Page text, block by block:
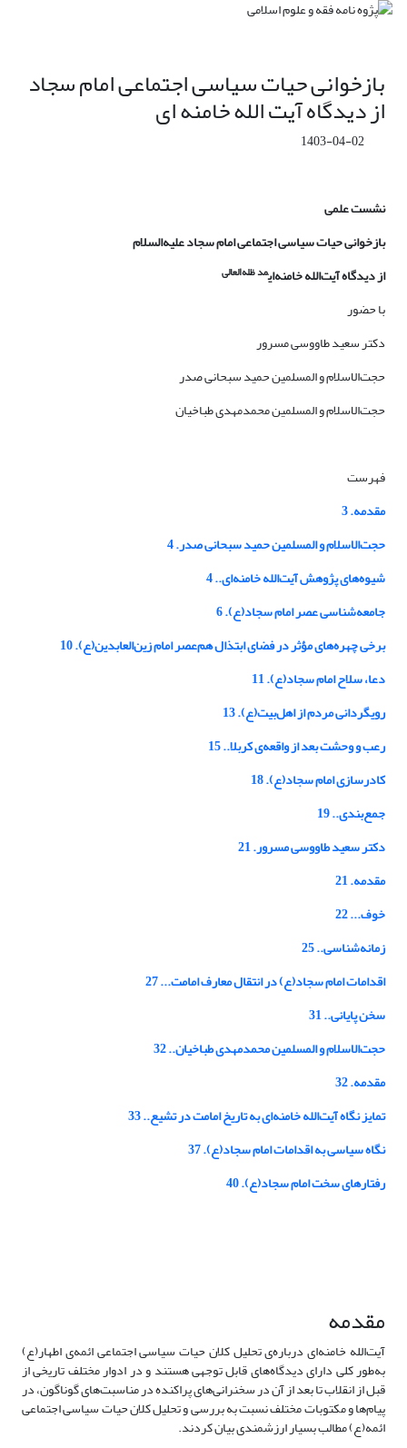
بازخوانی حیات سیاسی اجتماعی امام سجاد
از دیدگاه آیت الله خامنه ای
1403-04-02
نشست علمی
بازخوانی حیات سیاسی اجتماعی امام سجاد علیه‌السلام
از دیدگاه آیت‌الله خامنه‌ایمد ظله‌العالی
با حضور
دکتر سعید طاووسی مسرور
حجت‌الاسلام و المسلمین حمید سبحانی صدر
حجت‌الاسلام و المسلمین محمدمهدی طباخیان
فهرست
مقدمه. 3
حجت‌الاسلام و المسلمین حمید سبحانی صدر. 4
شیوه‌های پژوهش آیت‌الله خامنه‌ای.. 4
جامعه‌شناسی عصر امام سجاد(ع). 6
برخی چهره‌های مؤثر در فضای ابتذال هم‌عصر امام زین‌العابدین(ع). 10
دعا، سلاح امام سجاد(ع). 11
رویگردانی مردم از اهل‌بیت(ع). 13
رعب و وحشت بعد از واقعه‌ی کربلا.. 15
کادرسازی امام سجاد(ع). 18
جمع‌بندی.. 19
دکتر سعید طاووسی مسرور. 21
مقدمه. 21
خوف... 22
زمانه‌شناسی.. 25
اقدامات امام سجاد(ع) در انتقال معارف امامت... 27
سخن پایانی.. 31
حجت‌الاسلام و المسلمین محمدمهدی طباخیان.. 32
مقدمه. 32
تمایز نگاه آیت‌الله خامنه‌ای به تاریخ امامت در تشیع.. 33
نگاه سیاسی به اقدامات امام سجاد(ع). 37
رفتارهای سخت امام سجاد(ع). 40
مقدمه
آیت‌الله خامنه‌ای درباره‌ی تحلیل کلان حیات سیاسی اجتماعی ائمه‌ی اطهار(ع)
به‌طور کلی دارای دیدگاه‌های قابل توجهی هستند و در ادوار مختلف تاریخی از
قبل از انقلاب تا بعد از آن در سخنرانی‌های پراکنده در مناسبت‌های گوناگون، در
پیام‌ها و مکتوبات مختلف نسبت به بررسی و تحلیل کلان حیات سیاسی اجتماعی
ائمه(ع) مطالب بسیار ارزشمندی بیان کردند.